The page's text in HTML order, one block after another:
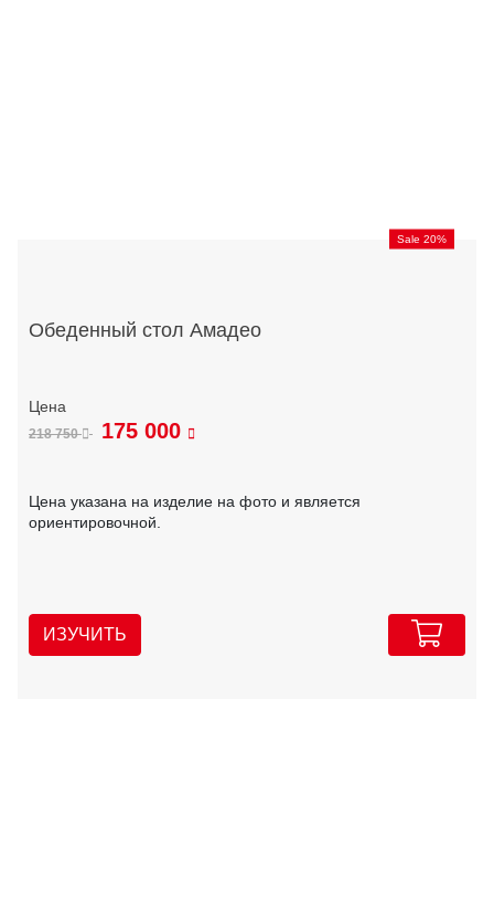
Sale 20%
Обеденный стол Амадео
218 750 175 000
Цена указана на изделие на фото и является
ориентировочной.
ИЗУЧИТЬ